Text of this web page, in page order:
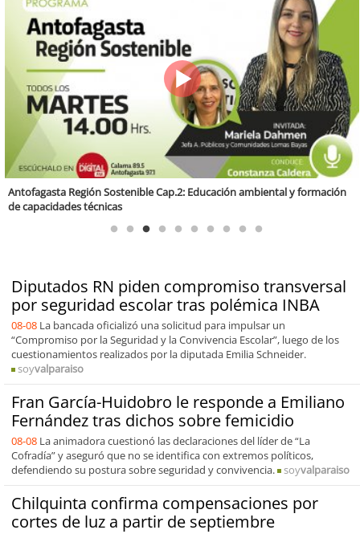
Valparaíso Región Sostenible Cap. 83: Calidad, ética y sostenibilidad
Diputados RN piden compromiso transversal
por seguridad escolar tras polémica INBA
08-08 La bancada oficializó una solicitud para impulsar un
“Compromiso por la Seguridad y la Convivencia Escolar”, luego de los
cuestionamientos realizados por la diputada Emilia Schneider.
soyvalparaiso
Fran García-Huidobro le responde a Emiliano
Fernández tras dichos sobre femicidio
08-08 La animadora cuestionó las declaraciones del líder de “La
Cofradía” y aseguró que no se identifica con extremos políticos,
defendiendo su postura sobre seguridad y convivencia.
soyvalparaiso
Chilquinta confirma compensaciones por
cortes de luz a partir de septiembre